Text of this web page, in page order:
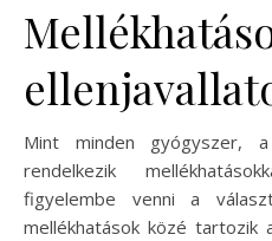
Mint minden
rendelkezik
figyelembe venni a
mellékhatások közé tartozik